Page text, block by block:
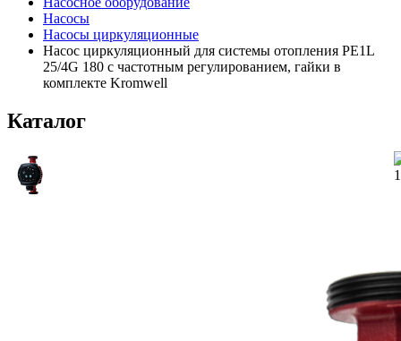
Насосы
Насосы циркуляционные
Насос циркуляционный для системы отопления PE1L
25/4G 180 с частотным регулированием, гайки в
комплекте Kromwell
Каталог